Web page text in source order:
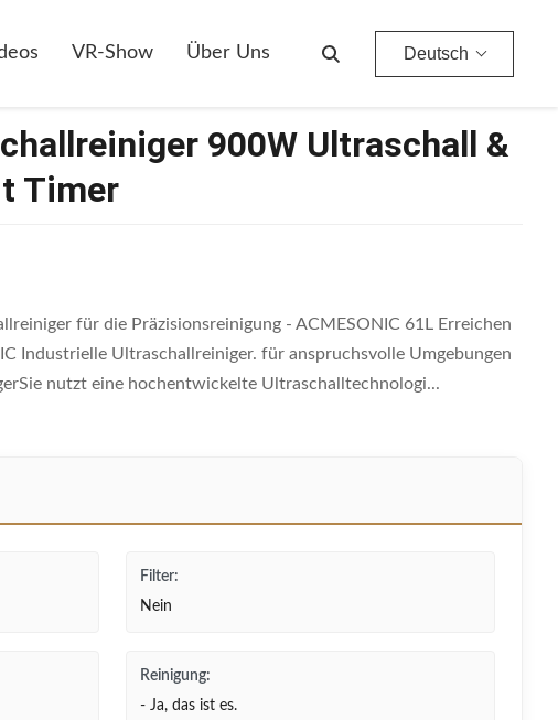
VR-Show Über Uns Deutsch
900W Ultraschall &
Timer
für die Präzisionsreinigung - ACMESONIC 61L Erreichen
Industrielle Ultraschallreiniger. für anspruchsvolle Umgebungen
nutzt eine hochentwickelte Ultraschalltechnologi...
Filter:
Nein
Reinigung:
- Ja, das ist es.